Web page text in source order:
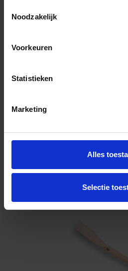
Noodzakelijk
Voorkeuren
Statistieken
Marketing
Alles
Selectie
90CM
Artikelnummer merk: 321220
€ 19,76 incl. BTW
Bestel nu!